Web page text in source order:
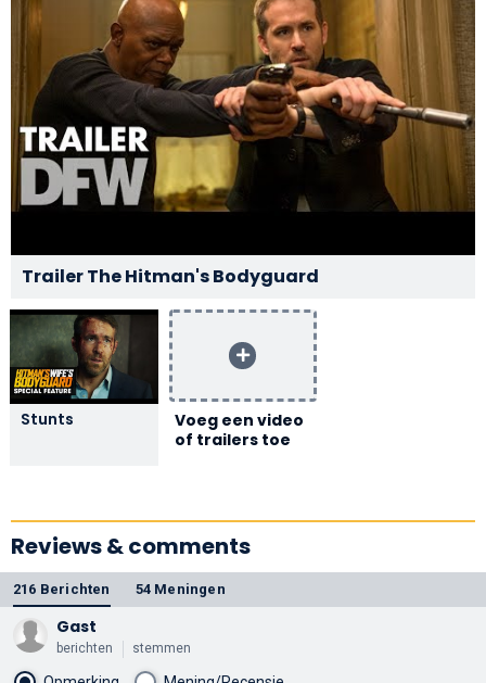
Trailer The Hitman's Bodyguard
Stunts
Voeg een video
of trailers toe
Reviews & comments
216 Berichten 54 Meningen
Gast
berichten stemmen